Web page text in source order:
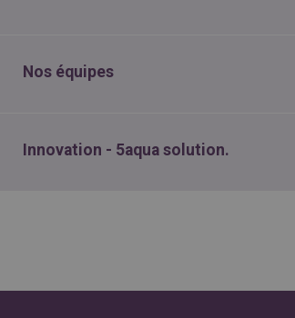
Nos équipes
Innovation - 5aqua solution.